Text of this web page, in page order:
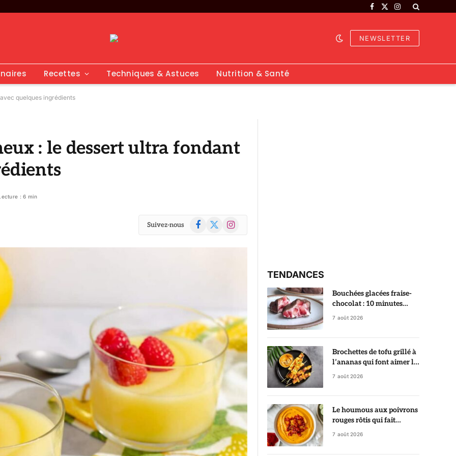
Facebook
X
Instagram
NEWSLETTER
Recettes Techniques & Astuces Nutrition & Santé
quelques ingrédients
: le dessert ultra fondant
: 6 min
Suivez-nous Facebook
X
Instagram
TENDANCES
Bouchées glacées fraise-
chocolat : 10 minutes
suffisent pour préparer ce
7 août 2026
Brochettes de tofu grillé à
l’ananas qui font aimer le
tofu dès la première
7 août 2026
Le houmous aux poivrons
rouges rôtis qui fait
sensation à tous les apéros
7 août 2026